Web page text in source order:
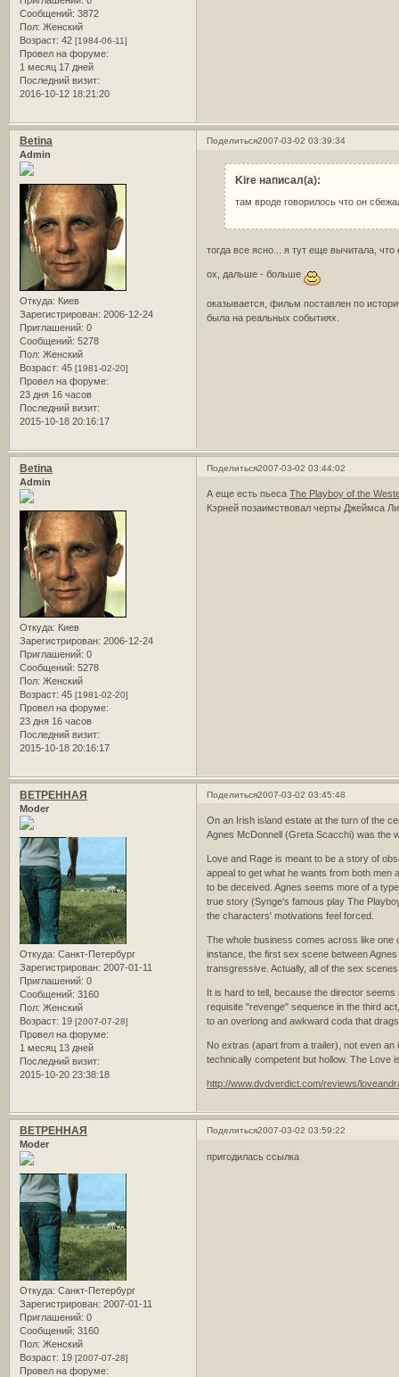
Сообщений: 3872
Пол: Женский
Возраст: 42 [1984-06-11]
Провел на форуме:
1 месяц 17 дней
Последний визит:
2016-10-12 18:21:20
Поделиться2007-03-02 03:39:34
Betina
Admin
Откуда: Киев
Зарегистрирован: 2006-12-24
Приглашений: 0
Сообщений: 5278
Пол: Женский
Возраст: 45 [1981-02-20]
Провел на форуме:
23 дня 16 часов
Последний визит:
2015-10-18 20:16:17
Kire написал(а):
там вроде говорилось что он
тогда все ясно... я тут еще вычитала,
ох, дальше - больше
оказывается, фильм поставлен по
была на реальных событиях.
Поделиться2007-03-02 03:44:02
Betina
Admin
Откуда: Киев
Зарегистрирован: 2006-12-24
Приглашений: 0
Сообщений: 5278
Пол: Женский
Возраст: 45 [1981-02-20]
Провел на форуме:
23 дня 16 часов
Последний визит:
2015-10-18 20:16:17
А еще есть пьесаThe Playboy of the
Кэрней позаимствовал черты Джеймса
Поделиться2007-03-02 03:45:48
ВЕТРЕННАЯ
Moder
Откуда: Санкт-Петербург
Зарегистрирован: 2007-01-11
Приглашений: 0
Сообщений: 3160
Пол: Женский
Возраст: 19 [2007-07-28]
Провел на форуме:
1 месяц 13 дней
Последний визит:
2015-10-20 23:38:18
On an Irish island estate at the turn of the
Agnes McDonnell (Greta Scacchi) was the
Love and Rage is meant to be a story of
appeal to get what he wants from both
to be deceived. Agnes seems more of a
true story (Synge's famous play The
the characters' motivations feel forced.
The whole business comes across like one
instance, the first sex scene between
transgressive. Actually, all of the sex
It is hard to tell, because the director
requisite "revenge" sequence in the third
to an overlong and awkward coda that
No extras (apart from a trailer), not even
technically competent but hollow. The Love
http://www.dvdverdict.com/reviews/
Поделиться2007-03-02 03:59:22
ВЕТРЕННАЯ
Moder
Откуда: Санкт-Петербург
Зарегистрирован: 2007-01-11
Приглашений: 0
Сообщений: 3160
Пол: Женский
Возраст: 19 [2007-07-28]
Провел на форуме:
пригодилась ссылка